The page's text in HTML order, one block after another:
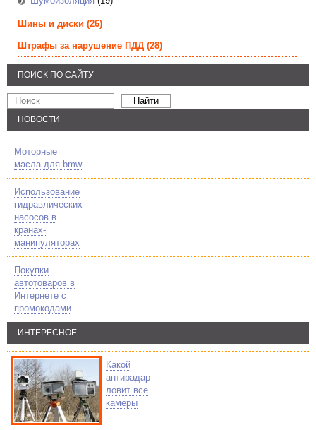
Шины и диски (26)
Штрафы за нарушение ПДД (28)
ПОИСК ПО САЙТУ
НОВОСТИ
Моторные
масла для bmw
Использование
гидравлических
насосов в
кранах-
манипуляторах
Покупки
автотоваров в
Интернете с
промокодами
ИНТЕРЕСНОЕ
Какой
антирадар
ловит все
камеры